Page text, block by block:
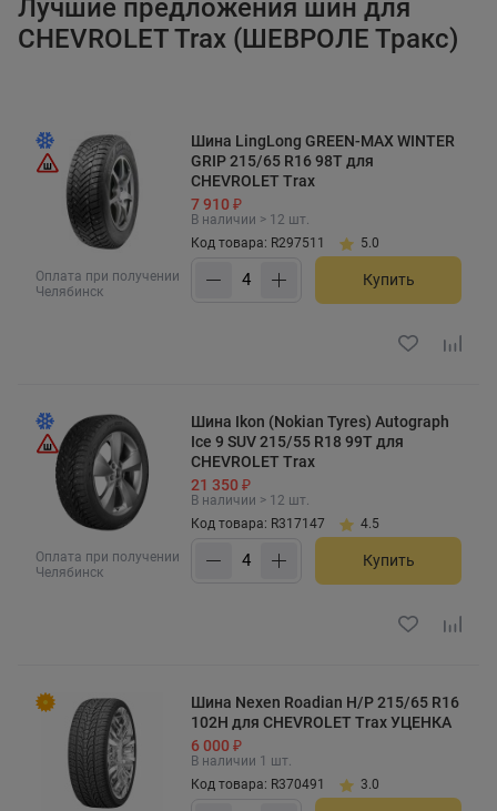
Лучшие предложения шин для
CHEVROLET Trax (ШЕВРОЛЕ Тракс)
Оплата при получении
Челябинск
Шина LingLong GREEN-MAX WINTER
GRIP 215/65 R16 98T для
CHEVROLET Trax
7 910 ₽
В наличии > 12 шт.
Код товара: R297511
5.0
Купить
Оплата при получении
Челябинск
Шина Ikon (Nokian Tyres) Autograph
Ice 9 SUV 215/55 R18 99T для
CHEVROLET Trax
21 350 ₽
В наличии > 12 шт.
Код товара: R317147
4.5
Купить
Шина Nexen Roadian H/P 215/65 R16
102H для CHEVROLET Trax УЦЕНКА
6 000 ₽
В наличии 1 шт.
Код товара: R370491
3.0